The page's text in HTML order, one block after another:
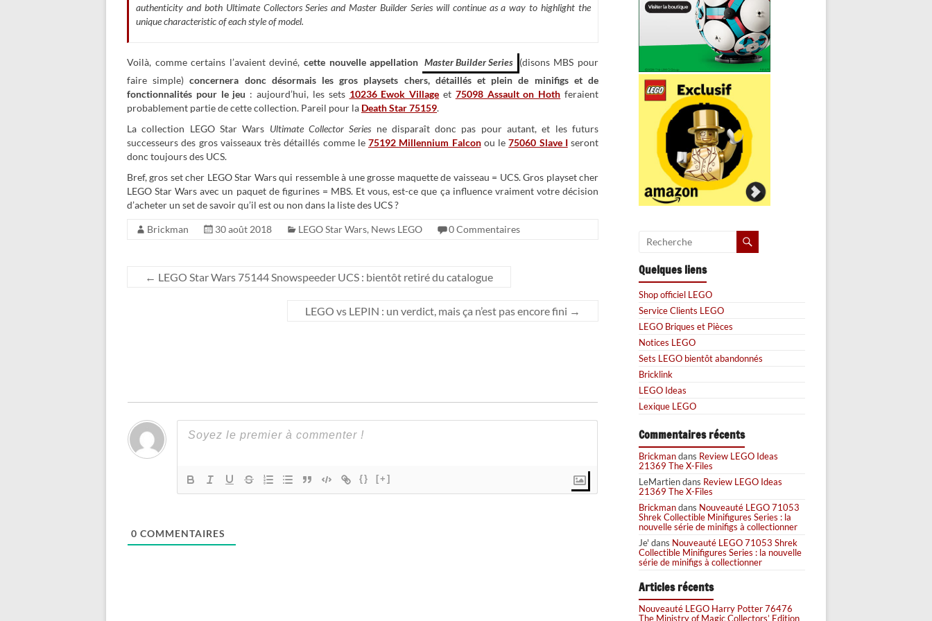
authenticity and both Ultimate Collectors Series and Master Builder Series will continue as a way to highlight the
unique characteristic of each style of model.
Voilà, comme certains l’avaient deviné, cette nouvelle appellation Master Builder Series (disons MBS pour
faire simple)concernera donc désormais les gros playsets chers, détaillés et plein de minifigs et de
fonctionnalités pour le jeu : aujourd’hui, les sets 10236 Ewok Village et 75098 Assault on Hoth feraient
probablement partie de cette collection. Pareil pour la Death Star 75159.
La collection LEGO Star Wars Ultimate Collector Series ne disparaît donc pas pour autant, et les futurs
successeurs des gros vaisseaux très détaillés comme le 75192 Millennium Falconou le75060 Slave Iseront
donc toujours des UCS.
Bref, gros set cher LEGO Star Wars qui ressemble à une grosse maquette de vaisseau = UCS. Gros playset cher
LEGO Star Wars avec un paquet de figurines = MBS. Et vous, est-ce que ça influence vraiment votre décision
d’acheter un set de savoir qu’il est ou non dans la liste des UCS ?
Brickman 30 août 2018 LEGO Star Wars, News LEGO 0 Commentaires
← LEGO Star Wars 75144 Snowspeeder UCS : bientôt retiré du catalogue
LEGO vs LEPIN : un verdict, mais ça n’est pas encore fini →
{} [+]
0 COMMENTAIRES
Quelques liens
Shop officiel LEGO
Service Clients LEGO
LEGO Briques et Pièces
Notices LEGO
Sets LEGO bientôt abandonnés
Bricklink
LEGO Ideas
Lexique LEGO
Commentaires récents
Brickmandans Review LEGO Ideas
21369 The X-Files
LeMartiendans Review LEGO Ideas
21369 The X-Files
Brickmandans Nouveauté LEGO 71053
Shrek Collectible Minifigures Series : la
nouvelle série de minifigs à collectionner
Je' dans Nouveauté LEGO 71053 Shrek
Collectible Minifigures Series : la nouvelle
série de minifigs à collectionner
Articles récents
Nouveauté LEGO Harry Potter 76476
The Ministry of Magic Collectors’ Edition